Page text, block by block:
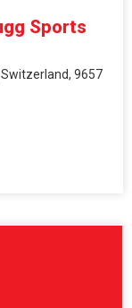
Sports
9657